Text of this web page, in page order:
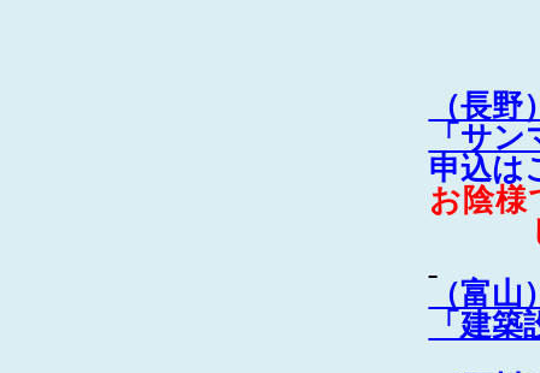
（長野
「サ
申込は
お陰様
（富山
「建